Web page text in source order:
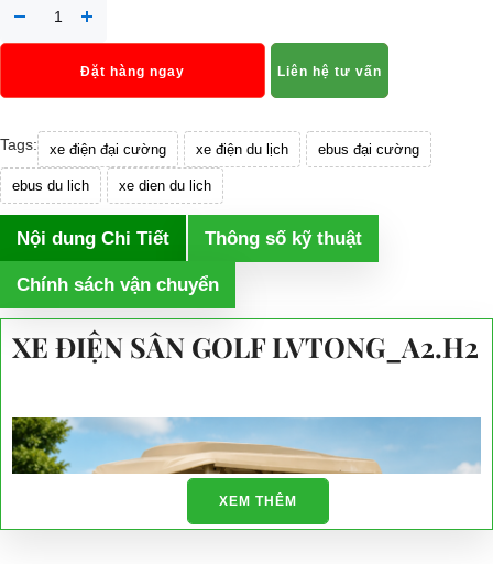
Đặt hàng ngay Liên hệ tư vấn
Tags: xe điện đại cường xe điện du lịch ebus đại cường
ebus du lich xe dien du lich
Nội dung Chi Tiết Thông số kỹ thuật
Chính sách vận chuyển
XE ĐIỆN SÂN GOLF LVTONG_A2.H2
XEM THÊM